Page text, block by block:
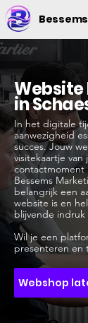
Bessems
in
In het digitale
aanwezigheid
succes. Jouw
visitekaartje
Bessems
belangrijk een
website is en
blijvende
Wil je een
presenteren en
Webshop